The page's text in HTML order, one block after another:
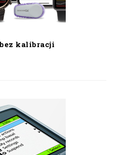
bez kalibracji